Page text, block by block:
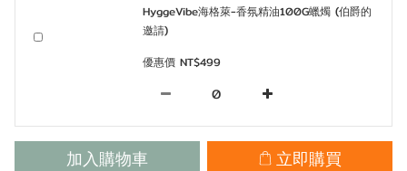
HyggeVibe海格萊-香氛精油100G蠟燭 (伯爵的
邀請)
優惠價 NT$499
加入購物車 立即購買